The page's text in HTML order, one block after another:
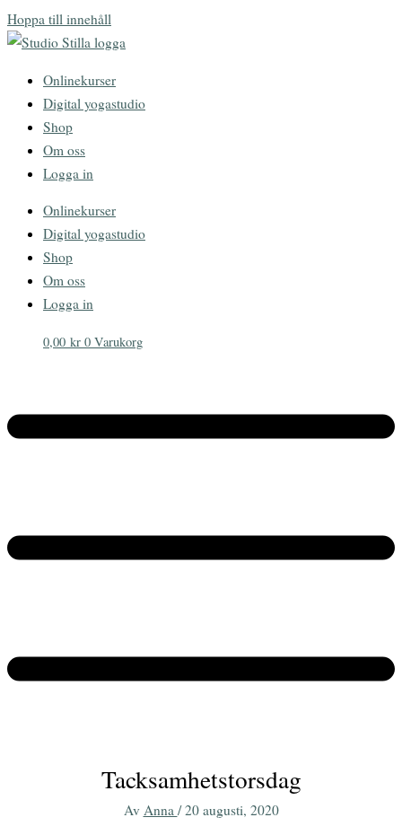
Hoppa till innehåll
Onlinekurser
Digital yogastudio
Shop
Om oss
Logga in
Onlinekurser
Digital yogastudio
Shop
Om oss
Logga in
0,00 kr 0 Varukorg
Tacksamhetstorsdag
Av Anna /20 augusti, 2020